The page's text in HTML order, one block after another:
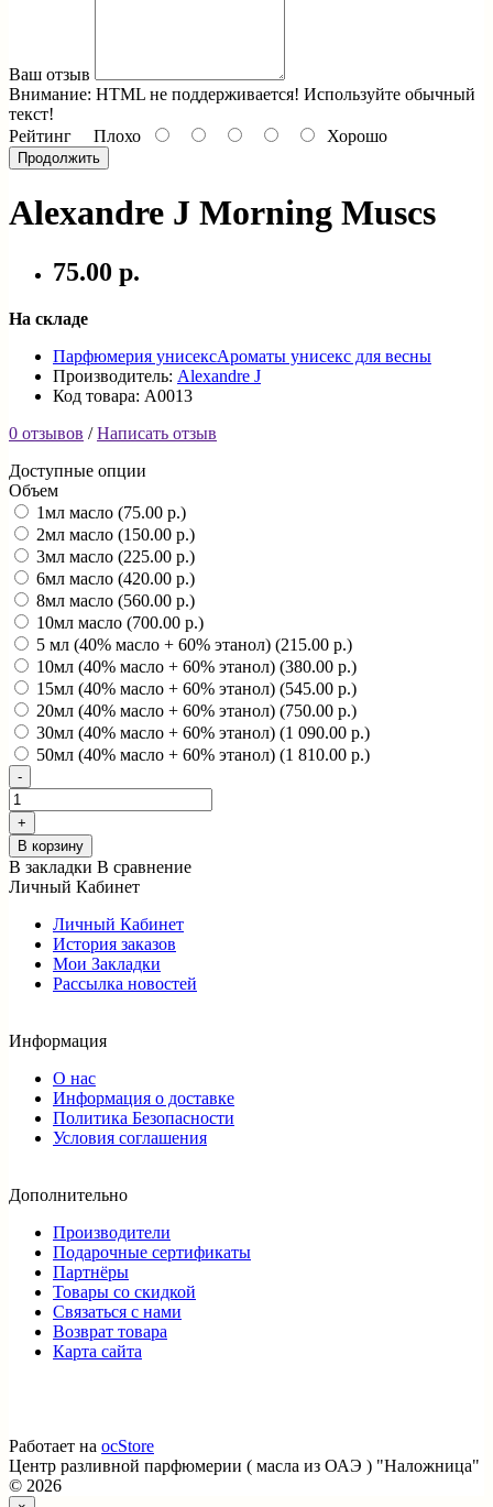
Ваш отзыв
Внимание: HTML не поддерживается! Используйте обычный
текст!
Рейтинг Плохо Хорошо
Продолжить
Alexandre J Morning Musсs
75.00 р.
На складе
Парфюмерия унисексАроматы унисекс для весны
Производитель: Alexandre J
Код товара: A0013
0 отзывов /Написать отзыв
Доступные опции
Объем
1мл масло (75.00 р.)
2мл масло (150.00 р.)
3мл масло (225.00 р.)
6мл масло (420.00 р.)
8мл масло (560.00 р.)
10мл масло (700.00 р.)
5 мл (40% масло + 60% этанол) (215.00 р.)
10мл (40% масло + 60% этанол) (380.00 р.)
15мл (40% масло + 60% этанол) (545.00 р.)
20мл (40% масло + 60% этанол) (750.00 р.)
30мл (40% масло + 60% этанол) (1 090.00 р.)
50мл (40% масло + 60% этанол) (1 810.00 р.)
В корзину
В закладки В сравнение
Личный Кабинет
Личный Кабинет
История заказов
Мои Закладки
Рассылка новостей
Информация
О нас
Информация о доставке
Политика Безопасности
Условия соглашения
Дополнительно
Производители
Подарочные сертификаты
Партнёры
Товары со скидкой
Связаться с нами
Возврат товара
Карта сайта
Работает на ocStore
Центр разливной парфюмерии ( масла из ОАЭ ) "Наложница"
© 2026